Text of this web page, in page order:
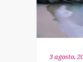
3 agosto,